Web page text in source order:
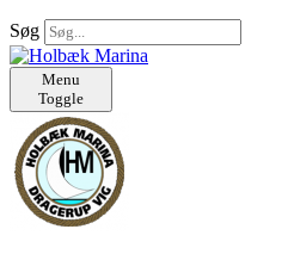
Søg
Menu
Toggle